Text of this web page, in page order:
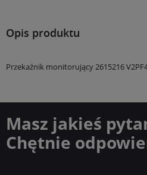
Opis produktu
Przekaźnik monitorujący 2615216
Masz jakieś
Chętnie